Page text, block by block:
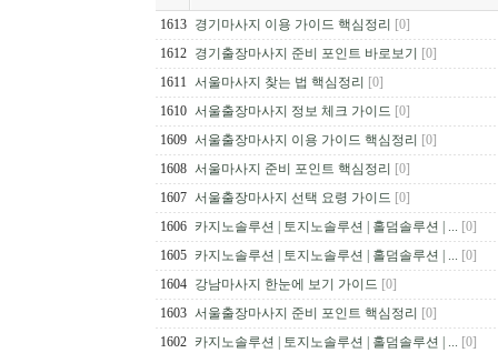
1613 경기마사지 이용 가이드 핵심정리
[0]
1612 경기출장마사지 준비 포인트 바로보기
[0]
1611 서울마사지 찾는 법 핵심정리
[0]
1610 서울출장마사지 정보 체크 가이드 [0]
1609 서울출장마사지 이용 가이드 핵심정리
[0]
1608 서울마사지 준비 포인트 핵심정리
[0]
1607 서울출장마사지 선택 요령 가이드 [0]
1606 카지노솔루션 | 토지노솔루션 | 홀덤솔루션 | ... [0]
1605 카지노솔루션 | 토지노솔루션 | 홀덤솔루션 | ... [0]
1604 강남마사지 한눈에 보기 가이드 [0]
1603 서울출장마사지 준비 포인트 핵심정리
[0]
1602 카지노솔루션 | 토지노솔루션 | 홀덤솔루션 | ... [0]